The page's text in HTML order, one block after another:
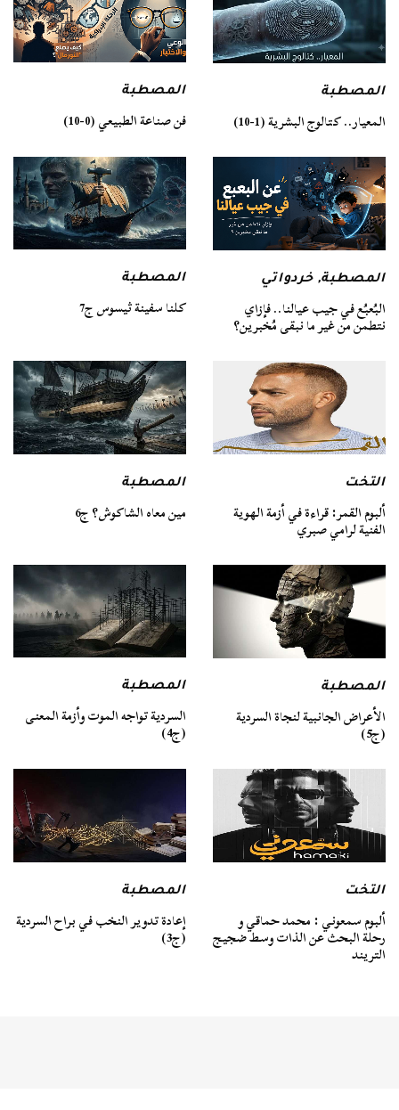
المصطبة
المعيار.. كتالوج البشرية (1-10)
المصطبة
فن صناعة الطبيعي (0-10)
المصطبة,خردواتي
البُعبُع في جيب عيالنا.. فإزاي
نتطمن من غير ما نبقى مُخبرين؟
المصطبة
كلنا سفينة ثيسوس ج7
التخت
ألبوم القمر: قراءة في أزمة الهوية
الفنية لرامي صبري
المصطبة
مين معاه الشاكوش؟ ج6
المصطبة
الأعراض الجانبية لنجاة السردية
(ج5)
المصطبة
السردية تواجه الموت وأزمة المعنى
(ج4)
التخت
ألبوم سمعوني : محمد حماقي و
رحلة البحث عن الذات وسط ضجيج
التريند
المصطبة
إعادة تدوير النخب في براح السردية
(ج3)